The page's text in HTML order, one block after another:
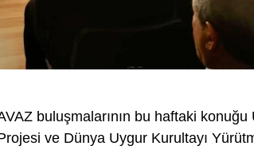
buluşmalarının bu haftaki konuğu
ve Dünya Uygur Kurultayı